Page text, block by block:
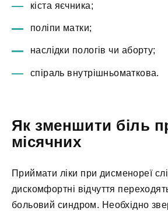
кіста яєчника;
поліпи матки;
наслідки пологів чи аборту;
спіраль внутрішньоматкова.
Як зменшити біль
місячних
Приймати ліки при дисменореї
дискомфортні відчуття
больовий синдром. Необхідно